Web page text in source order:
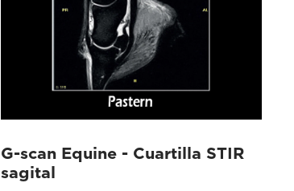
G-scan Equine - Cuartilla STIR
sagital